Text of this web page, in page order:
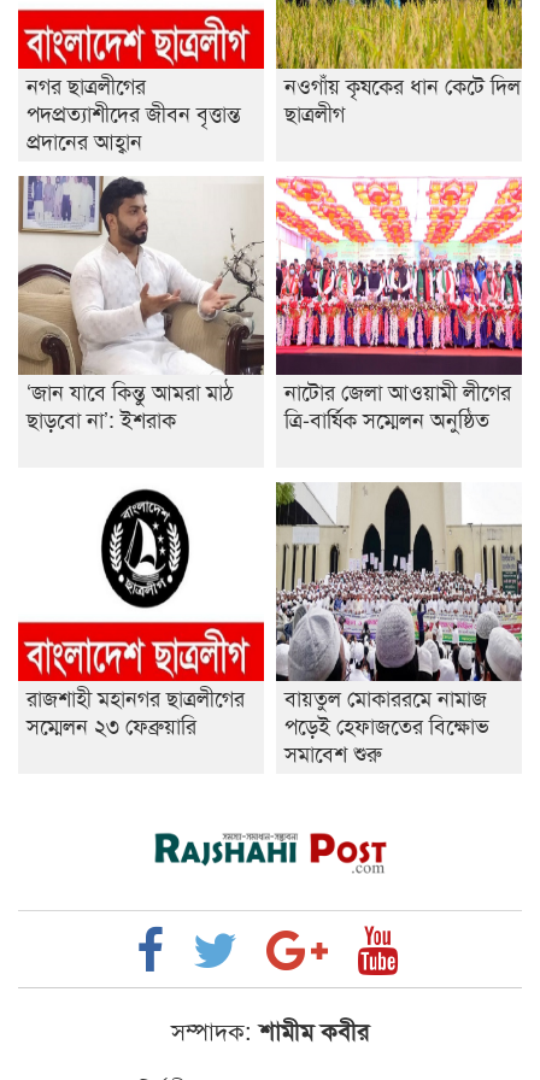
নগর ছাত্রলীগের
পদপ্রত্যাশীদের জীবন বৃত্তান্ত
প্রদানের আহ্বান
নওগাঁয় কৃষকের ধান কেটে দিল
ছাত্রলীগ
‘জান যাবে কিন্তু আমরা মাঠ
ছাড়বো না’: ইশরাক
নাটোর জেলা আওয়ামী লীগের
ত্রি-বার্ষিক সম্মেলন অনুষ্ঠিত
রাজশাহী মহানগর ছাত্রলীগের
সম্মেলন ২৩ ফেব্রুয়ারি
বায়তুল মোকাররমে নামাজ
পড়েই হেফাজতের বিক্ষোভ
সমাবেশ শুরু
সম্পাদক: শামীম কবীর